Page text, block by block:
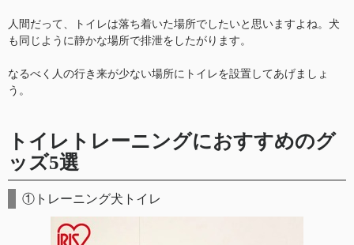
人間だって、トイレは落ち着いた場所でしたいと思いますよね。犬
も同じように静かな場所で排泄をしたがります。
なるべく人の行き来が少ない場所にトイレを設置してあげましょ
う。
トイレトレーニングにおすすめのグ
ッズ5選
①トレーニング犬トイレ